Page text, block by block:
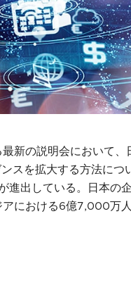
新の説明会において、
スを拡大する方法につ
進出している。日本の
おける6億7,000万人